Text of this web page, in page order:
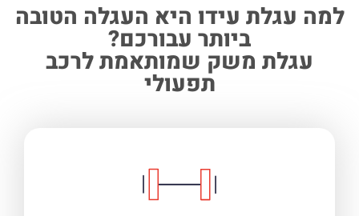
למה עגלת עידו היא העגלה הטובה
ביותר עבורכם?
עגלת משק שמותאמת לרכב
תפעולי